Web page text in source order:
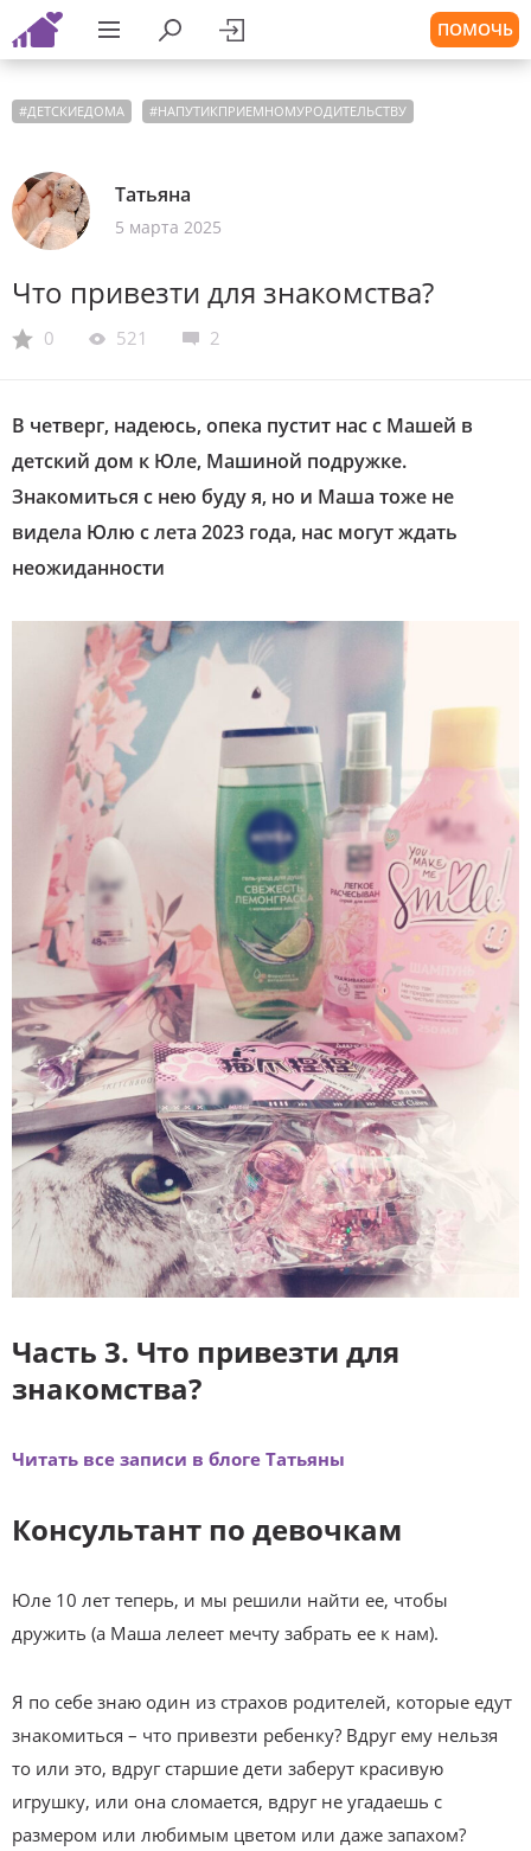
ПОМОЧЬ
#ДЕТСКИЕДОМА #НАПУТИКПРИЕМНОМУРОДИТЕЛЬСТВУ
Татьяна
5 марта 2025
Что привезти для знакомства?
0 521 2
В четверг, надеюсь, опека пустит нас с Машей в
детский дом к Юле, Машиной подружке.
Знакомиться с нею буду я, но и Маша тоже не
видела Юлю с лета 2023 года, нас могут ждать
неожиданности
Часть 3. Что привезти для
знакомства?
Читать все записи в блоге Татьяны
Консультант по девочкам
Юле 10 лет теперь, и мы решили найти ее, чтобы
дружить (а Маша лелеет мечту забрать ее к нам).
Я по себе знаю один из страхов родителей, которые едут
знакомиться – что привезти ребенку? Вдруг ему нельзя
то или это, вдруг старшие дети заберут красивую
игрушку, или она сломается, вдруг не угадаешь с
размером или любимым цветом или даже запахом?